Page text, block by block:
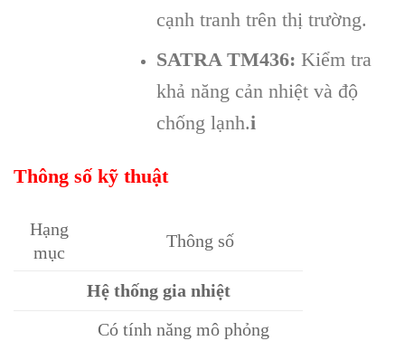
cạnh tranh trên thị trường.
SATRA TM436: Kiểm tra
khả năng cản nhiệt và độ
chống lạnh.i
Thông số kỹ thuật
Hạng
mục
Thông số
Hệ thống gia nhiệt
Có tính năng mô phỏng